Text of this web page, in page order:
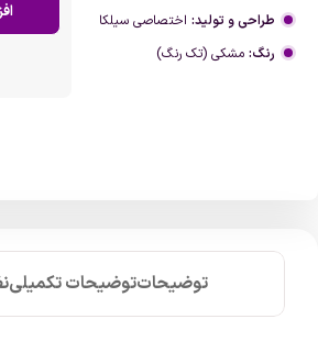
طراحی و تولید: اختصاصی سیلکا
رنگ: مشکی (تک رنگ)
توضیحاتتوضیحات تکمیلی